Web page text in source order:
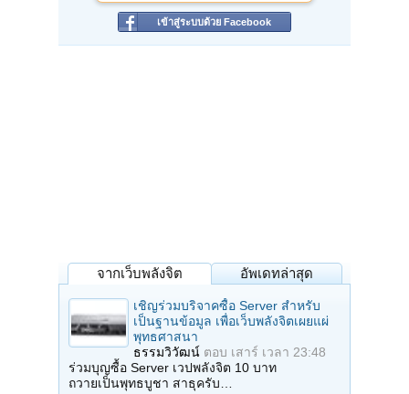
เข้าสู่ระบบด้วย Facebook
จากเว็บพลังจิต อัพเดทล่าสุด
เชิญร่วมบริจาคซื้อ Server สำหรับ
เป็นฐานข้อมูล เพื่อเว็บพลังจิตเผยแผ่
พุทธศาสนา
ธรรมวิวัฒน์ ตอบ เสาร์ เวลา 23:48
ร่วมบุญซื้อ Server เวปพลังจิต 10 บาท
ถวายเป็นพุทธบูชา สาธุครับ…